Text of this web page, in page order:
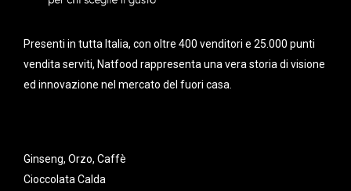
Presenti in tutta Italia, con oltre 400 venditori e 25.000 punti
vendita serviti, Natfood rappresenta una vera storia di visione
ed innovazione nel mercato del fuori casa.
Ginseng, Orzo, Caffè
Cioccolata Calda